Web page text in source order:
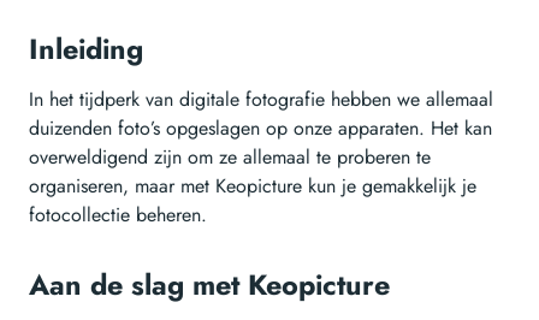
Inleiding
In het tijdperk van digitale fotografie hebben we allemaal
duizenden foto’s opgeslagen op onze apparaten. Het kan
overweldigend zijn om ze allemaal te proberen te
organiseren, maar met Keopicture kun je gemakkelijk je
fotocollectie beheren.
Aan de slag met Keopicture